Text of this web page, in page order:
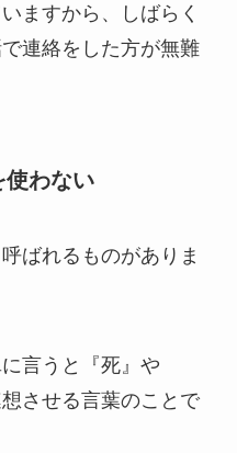
ますから、しばらく
連絡をした方が無難
使わない
ばれるものがありま
言うと『死』や
させる言葉のことで